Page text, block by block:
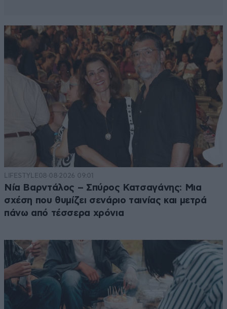
LIFESTYLE08·08·2026 09:01
Νία Βαρντάλος – Σπύρος Κατσαγάνης: Μια
σχέση που θυμίζει σενάριο ταινίας και μετρά
πάνω από τέσσερα χρόνια